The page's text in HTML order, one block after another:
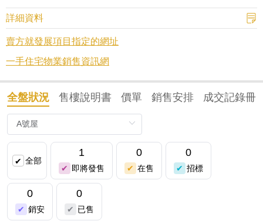
詳細資料
賣方就發展項目指定的網址
一手住宅物業銷售資訊網
全盤狀況 售樓說明書 價單 銷售安排 成交記錄冊
全部
1
即將發售
0
在售
0
招標
0
銷安
0
已售